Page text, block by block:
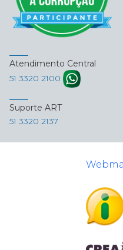
Atendimento Central
51 3320 2100
Suporte ART
51 3320 2137